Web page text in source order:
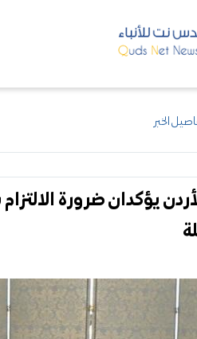
الخبر
يؤكدان ضرورة